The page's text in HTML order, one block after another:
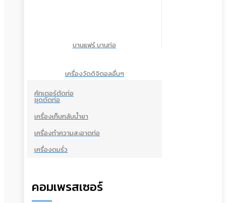
บานแฟร์ บานท่อ
เครื่องวัดดิจิตอลอื่นๆ
คัทเตอร์ตัดท่อ
ชุดดัดท่อ
เครื่องเก็บกลับน้ำยา
เครื่องทำความสะอาดท่อ
เครื่องดมรั่ว
คอมเพรสเซอร์